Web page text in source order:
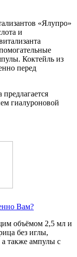
«Ялупро»
и
Коктейль из
перед
гиалуроновой
Вам?
объёмом 2,5 мл и
без иглы,
а также ампулы с